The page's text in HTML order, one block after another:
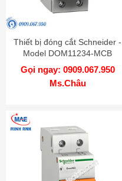
Thiết bị đóng cắt Schneider -
Model DOM11234-MCB
Gọi ngay: 0909.067.950
Ms.Châu